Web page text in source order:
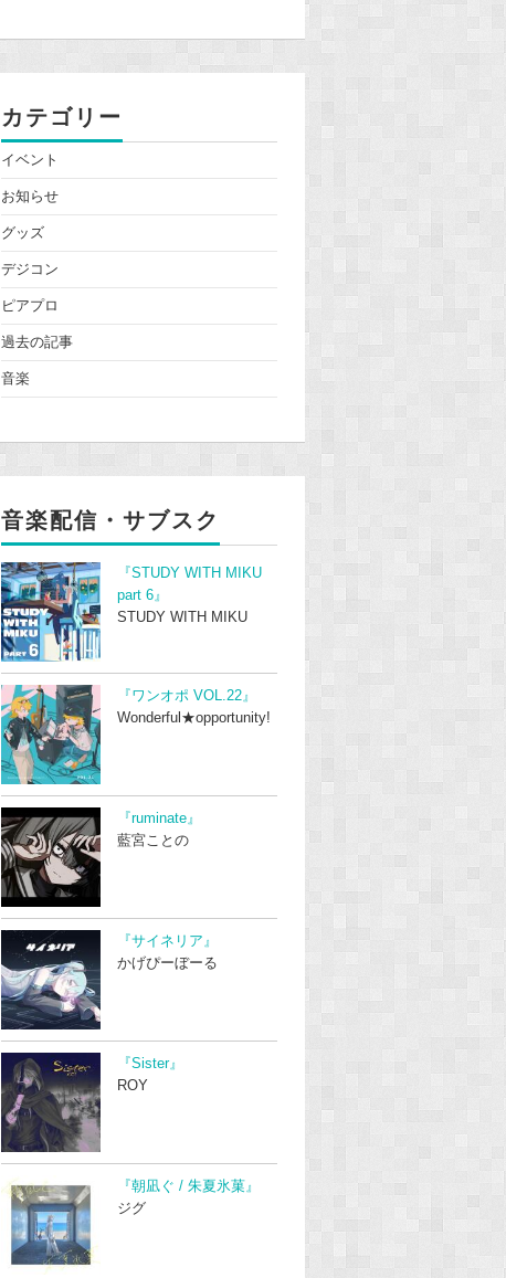
カテゴリー
イベント
お知らせ
グッズ
デジコン
ピアプロ
過去の記事
音楽
音楽配信・サブスク
『STUDY WITH MIKU
part 6』
STUDY WITH MIKU
『ワンオポ VOL.22』
Wonderful★opportunity!
『ruminate』
藍宮ことの
『サイネリア』
かげぴーぼーる
『Sister』
ROY
『朝凪ぐ / 朱夏氷菓』
ジグ